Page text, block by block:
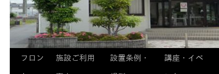
フロン 施設ご利用 設置条例・ 講座・イベ